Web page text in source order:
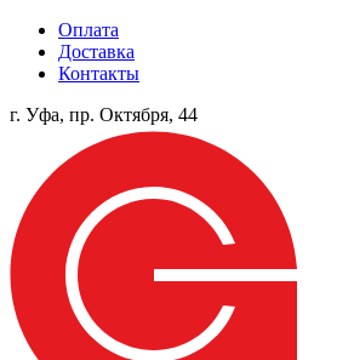
Оплата
Доставка
Контакты
г. Уфа, пр. Октября, 44